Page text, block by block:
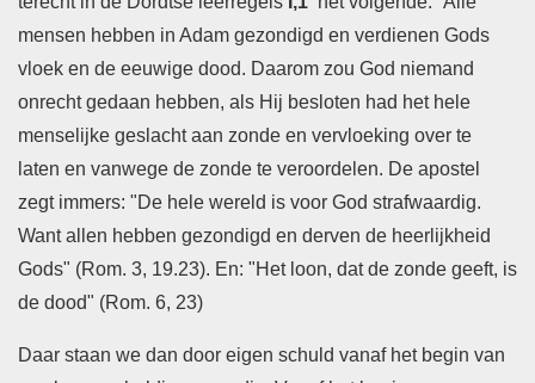
mensen hebben in Adam gezondigd en verdienen Gods
vloek en de eeuwige dood. Daarom zou God niemand
onrecht gedaan hebben, als Hij besloten had het hele
menselijke geslacht aan zonde en vervloeking over te
laten en vanwege de zonde te veroordelen. De apostel
zegt immers: "De hele wereld is voor God strafwaardig.
Want allen hebben gezondigd en derven de heerlijkheid
Gods" (Rom. 3, 19.23). En: "Het loon, dat de zonde geeft, is
de dood" (Rom. 6, 23)
Daar staan we dan door eigen schuld vanaf het begin van